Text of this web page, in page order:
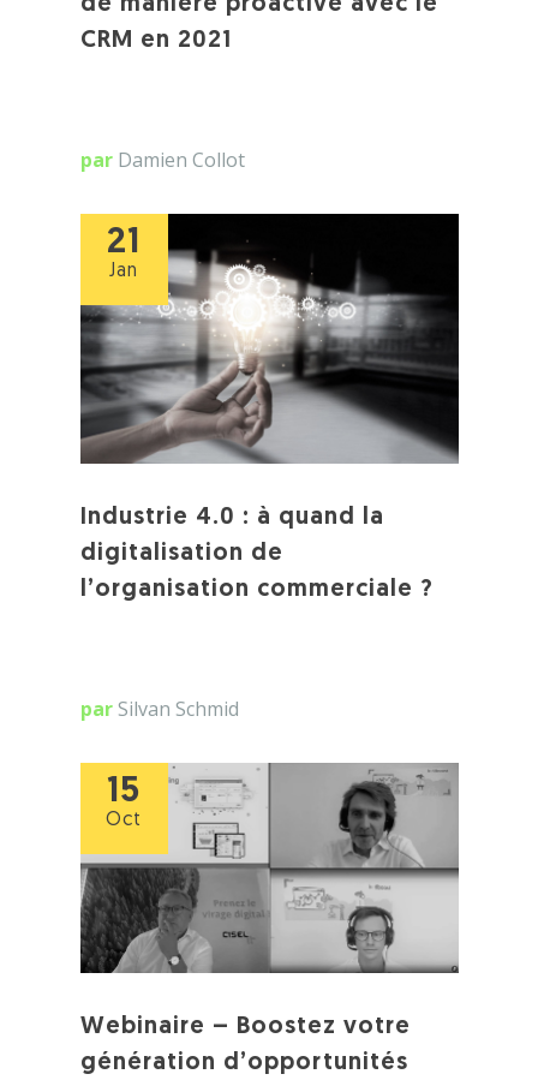
CRM en 2021
par Damien Collot
21
Jan
Industrie 4.0 : à quand la
digitalisation de
l’organisation commerciale ?
par Silvan Schmid
15
Oct
Webinaire – Boostez votre
génération d’opportunités